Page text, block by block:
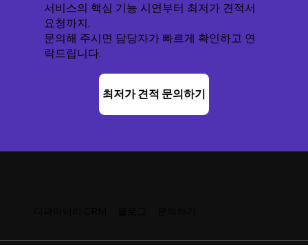
​서비스의 핵심 기능 시연부터 최저가 견적서
요청까지,
문의해 주시면 담당자가 빠르게 확인하고 연
락드립니다.
최저가 견적 문의하기